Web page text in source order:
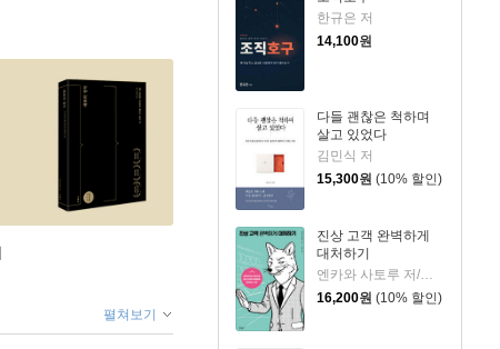
한규은 저
14,100원
다들 괜찮은 척하며
살고 있었다
김민식 저
15,300원 (10% 할인)
진상 고객 완벽하게
대처하기
16,200원 (10% 할인)
펼쳐보기